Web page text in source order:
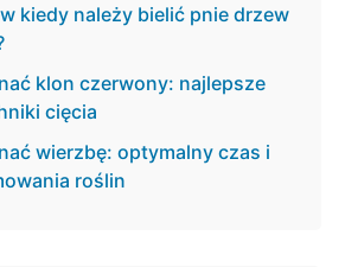
kiedy należy bielić pnie drzew
klon czerwony: najlepsze
cięcia
wierzbę: optymalny czas i
roślin